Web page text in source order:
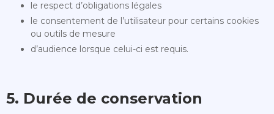
le respect d’obligations légales
le consentement de l’utilisateur pour certains cookies
ou outils de mesure
d’audience lorsque celui-ci est requis.
5. Durée de conservation